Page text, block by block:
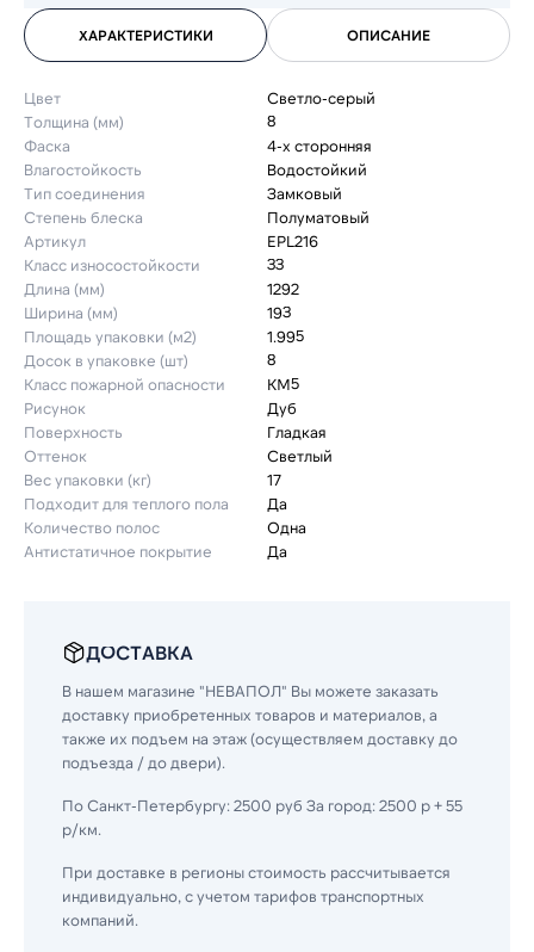
ХАРАКТЕРИСТИКИ ОПИСАНИЕ
Цвет
Светло-серый
Толщина (мм)
8
Фаска
4-х сторонняя
Влагостойкость
Водостойкий
Тип соединения
Замковый
Степень блеска
Полуматовый
Артикул
EPL216
Класс износостойкости
33
Длина (мм)
1292
Ширина (мм)
193
Площадь упаковки (м2)
1.995
Досок в упаковке (шт)
8
Класс пожарной опасности
КМ5
Рисунок
Дуб
Поверхность
Гладкая
Оттенок
Светлый
Вес упаковки (кг)
17
Подходит для теплого пола
Да
Количество полос
Одна
Антистатичное покрытие
Да
ДОСТАВКА
В нашем магазине "НЕВАПОЛ" Вы можете заказать
доставку приобретенных товаров и материалов, а
также их подъем на этаж (осуществляем доставку до
подъезда / до двери).
По Санкт-Петербургу: 2500 руб За город: 2500 р + 55
р/км.
При доставке в регионы стоимость рассчитывается
индивидуально, с учетом тарифов транспортных
компаний.